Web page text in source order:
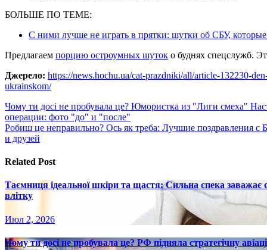
БОЛЬШЕ ПО ТЕМЕ:
С ними лучше не играть в прятки: шутки об СБУ,
Предлагаем порцию остроумных шуток о буднях спецслужб.
Джерело: https://news.hochu.ua/cat-prazdniki/all/article-132230-
ukrainskom/
Навигация
по
записям
Чому ти досі не пробувала це? Юмористка из "Лиги смеха"
операции: фото "до" и "после"
Робиш це неправильно? Ось як треба: Лучшие поздравления
и друзей
Related Post
Таємниця ідеальної шкіри та щастя: Сильна спека
влітку
Июл 2, 2026
Чому ти досі не пробувала це? РФ підняла стратегічну